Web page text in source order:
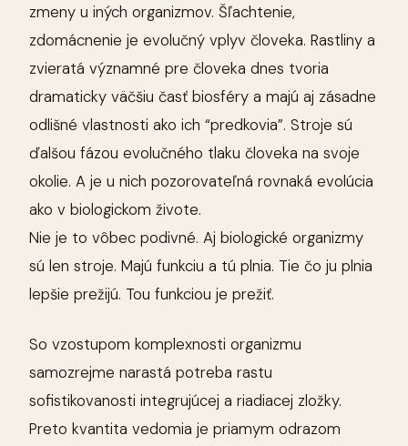
zmeny u iných organizmov. Šľachtenie,
zdomácnenie je evolučný vplyv človeka. Rastliny a
zvieratá významné pre človeka dnes tvoria
dramaticky väčšiu časť biosféry a majú aj zásadne
odlišné vlastnosti ako ich “predkovia”. Stroje sú
ďalšou fázou evolučného tlaku človeka na svoje
okolie. A je u nich pozorovateľná rovnaká evolúcia
ako v biologickom živote.
Nie je to vôbec podivné. Aj biologické organizmy
sú len stroje. Majú funkciu a tú plnia. Tie čo ju plnia
lepšie prežijú. Tou funkciou je prežiť.
So vzostupom komplexnosti organizmu
samozrejme narastá potreba rastu
sofistikovanosti integrujúcej a riadiacej zložky.
Preto kvantita vedomia je priamym odrazom